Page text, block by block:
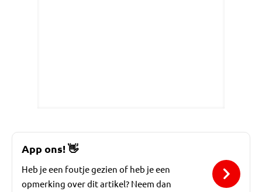
App ons!👋
Heb je een foutje gezien of heb je een
opmerking over dit artikel? Neem dan